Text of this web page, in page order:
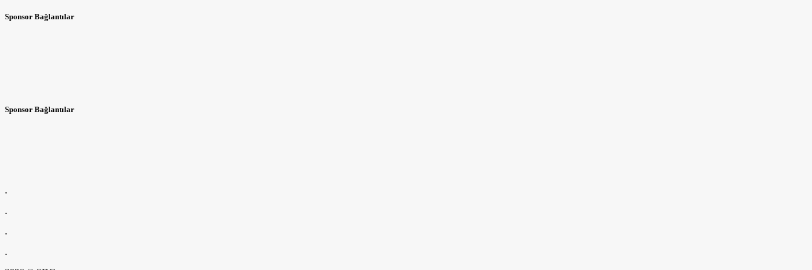
Sponsor Bağlantılar
Sponsor Bağlantılar
.
.
.
.